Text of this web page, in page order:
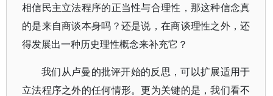
相信民主立法程序的正当性与合理性，那这种信念真
的是来自商谈本身吗？还是说，在商谈理性之外，还
得发展出一种历史理性概念来补充它？
我们从卢曼的批评开始的反思，可以扩展适用于
立法程序之外的任何情形。更为关键的是，我们看不